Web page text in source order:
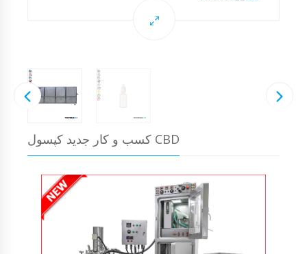
کسب و کار جدید کپسول CBD